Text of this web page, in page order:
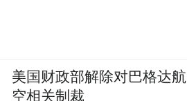
美国财政部解除对巴格达航
空相关制裁